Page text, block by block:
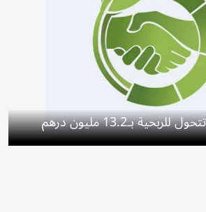
بـ13.2 مليون درهم